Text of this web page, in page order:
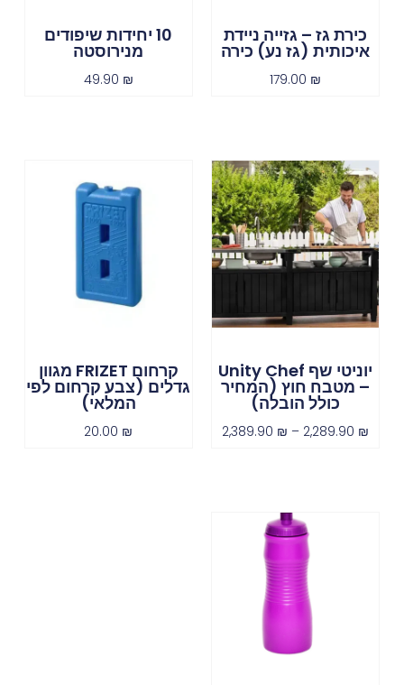
כירת גז – גזייה ניידת
איכותית (גז נע) כירה
179.00 ₪
10 יחידות שיפודים
מנירוסטה
49.90 ₪
יוניטי שף Unity Chef
– מטבח חוץ (המחיר
כולל הובלה)
2,289.90 ₪
–
2,389.90 ₪
קרחום FRIZET מגוון
גדלים (צבע קרחום לפי
המלאי)
20.00 ₪